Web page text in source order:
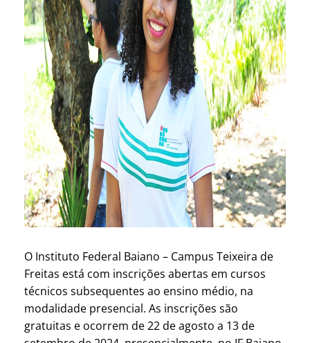
O Instituto Federal Baiano – Campus Teixeira de
Freitas está com inscrições abertas em cursos
técnicos subsequentes ao ensino médio, na
modalidade presencial. As inscrições são
gratuitas e ocorrem de 22 de agosto a 13 de